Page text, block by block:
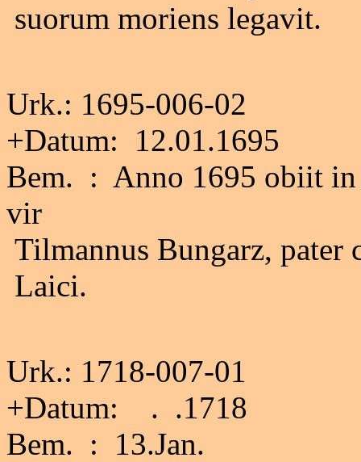
suorum moriens legavit.
Urk.: 1695-006-02
+Datum: 12.01.1695
Bem. : Anno 1695 obiit in
vir
Tilmannus Bungarz,
Laici.
Urk.: 1718-007-01
+Datum: . .1718
Bem. : 13.Jan.